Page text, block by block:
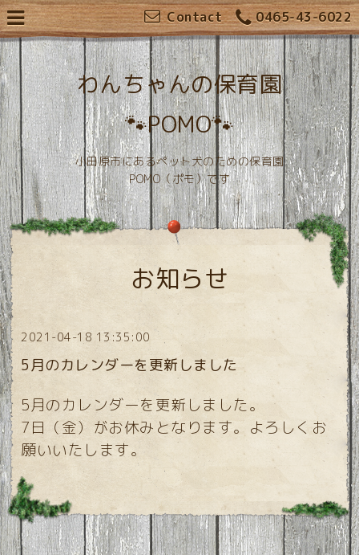
0465-43-6022
Contact
わんちゃんの保育園
🐾POMO🐾
小田原市にあるペット犬のための保育園
POMO（ポモ）です
お知らせ
2021-04-18 13:35:00
5月のカレンダーを更新しました
5月のカレンダーを更新しました。
7日（金）がお休みとなります。よろしくお
願いいたします。